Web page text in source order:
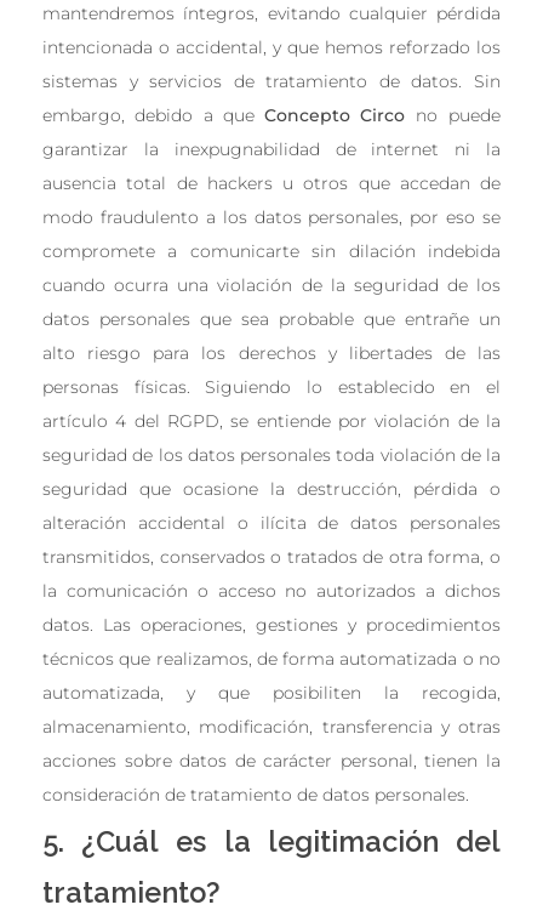
mantendremos íntegros, evitando cualquier pérdida
intencionada o accidental, y que hemos reforzado los
sistemas y servicios de tratamiento de datos. Sin
embargo, debido a que Concepto Circo no puede
garantizar la inexpugnabilidad de internet ni la
ausencia total de hackers u otros que accedan de
modo fraudulento a los datos personales, por eso se
compromete a comunicarte sin dilación indebida
cuando ocurra una violación de la seguridad de los
datos personales que sea probable que entrañe un
alto riesgo para los derechos y libertades de las
personas físicas. Siguiendo lo establecido en el
artículo 4 del RGPD, se entiende por violación de la
seguridad de los datos personales toda violación de la
seguridad que ocasione la destrucción, pérdida o
alteración accidental o ilícita de datos personales
transmitidos, conservados o tratados de otra forma, o
la comunicación o acceso no autorizados a dichos
datos. Las operaciones, gestiones y procedimientos
técnicos que realizamos, de forma automatizada o no
automatizada, y que posibiliten la recogida,
almacenamiento, modificación, transferencia y otras
acciones sobre datos de carácter personal, tienen la
consideración de tratamiento de datos personales.
5. ¿Cuál es la legitimación del
tratamiento?